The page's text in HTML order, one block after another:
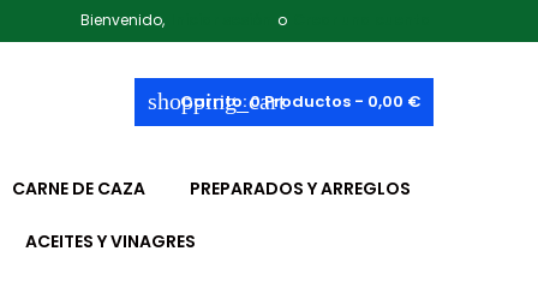
Bienvenido, o
shopping_cart
Carrito:0Productos - 0,00 €
CARNE DE CAZA PREPARADOS Y ARREGLOS
ACEITES Y VINAGRES